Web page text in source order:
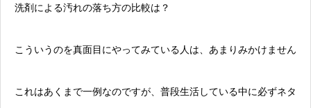
洗剤による汚れの落ち方の比較は？
こういうのを真面目にやってみている人は、あまりみかけません
これはあくまで一例なのですが、普段生活している中に必ずネタ